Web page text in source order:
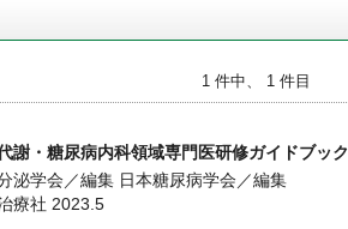
1 件中、 1 件目
謝・糖尿病内科領域専門医研修ガイドブック
泌学会／編集 日本糖尿病学会／編集
療社 2023.5